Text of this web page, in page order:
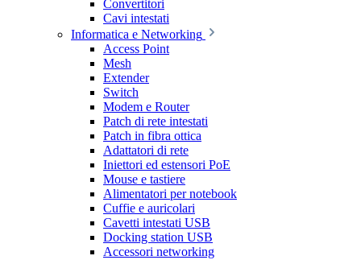
Convertitori
Cavi intestati
Informatica e Networking
Access Point
Mesh
Extender
Switch
Modem e Router
Patch di rete intestati
Patch in fibra ottica
Adattatori di rete
Iniettori ed estensori PoE
Mouse e tastiere
Alimentatori per notebook
Cuffie e auricolari
Cavetti intestati USB
Docking station USB
Accessori networking